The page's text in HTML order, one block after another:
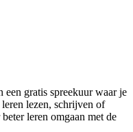
gratis spreekuur waar je
lezen, schrijven of
leren omgaan met de